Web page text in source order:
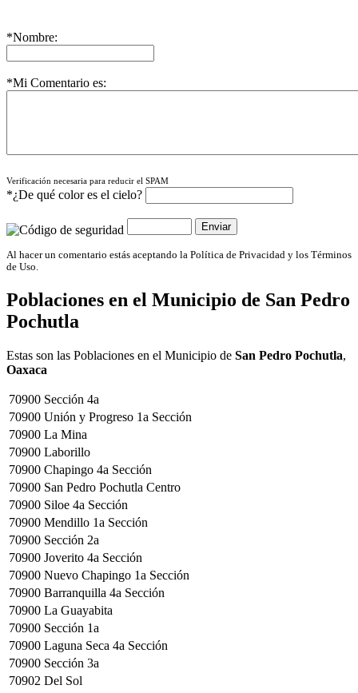
*Nombre:
*Mi Comentario es:
Verificación necesaria para reducir el SPAM
*¿De qué color es el cielo?
Al hacer un comentario estás aceptando la Política de Privacidad y los Términos
de Uso.
Poblaciones en el Municipio de San Pedro
Pochutla
Estas son las Poblaciones en el Municipio de San Pedro Pochutla,
Oaxaca
70900 Sección 4a
70900 Unión y Progreso 1a Sección
70900 La Mina
70900 Laborillo
70900 Chapingo 4a Sección
70900 San Pedro Pochutla Centro
70900 Siloe 4a Sección
70900 Mendillo 1a Sección
70900 Sección 2a
70900 Joverito 4a Sección
70900 Nuevo Chapingo 1a Sección
70900 Barranquilla 4a Sección
70900 La Guayabita
70900 Sección 1a
70900 Laguna Seca 4a Sección
70900 Sección 3a
70902 Del Sol